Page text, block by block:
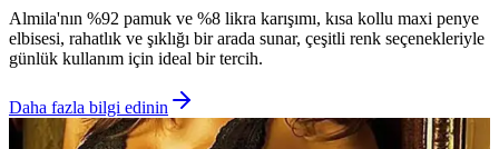
Almila'nın %92 pamuk ve %8 likra karışımı, kısa kollu maxi penye
elbisesi, rahatlık ve şıklığı bir arada sunar, çeşitli renk seçenekleriyle
günlük kullanım için ideal bir tercih.
Daha fazla bilgi edinin